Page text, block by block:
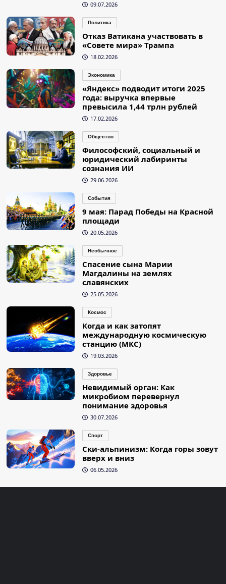
09.07.2026
Политика
Отказ Ватикана участвовать в
«Совете мира» Трампа
18.02.2026
Экономика
«Яндекс» подводит итоги 2025
года: выручка впервые
превысила 1,44 трлн рублей
17.02.2026
Общество
Философский, социальный и
юридический лабиринты
сознания ИИ
29.06.2026
События
9 мая: Парад Победы на Красной
площади
20.05.2026
Необычное
Спасение сына Марии
Магдалины на землях
славянских
25.05.2026
Космос
Когда и как затопят
международную космическую
станцию (МКС)
19.03.2026
Здоровье
Невидимый орган: Как
микробиом перевернул
понимание здоровья
30.07.2026
Спорт
Ски-альпинизм: Когда горы зовут
вверх и вниз
06.05.2026